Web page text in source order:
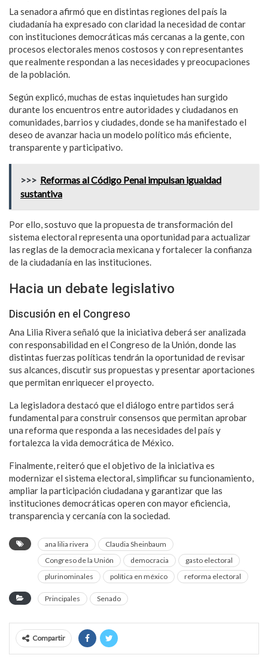
La senadora afirmó que en distintas regiones del país la
ciudadanía ha expresado con claridad la necesidad de contar
con instituciones democráticas más cercanas a la gente, con
procesos electorales menos costosos y con representantes
que realmente respondan a las necesidades y preocupaciones
de la población.
Según explicó, muchas de estas inquietudes han surgido
durante los encuentros entre autoridades y ciudadanos en
comunidades, barrios y ciudades, donde se ha manifestado el
deseo de avanzar hacia un modelo político más eficiente,
transparente y participativo.
>>> Reformas al Código Penal impulsan igualdad
sustantiva
Por ello, sostuvo que la propuesta de transformación del
sistema electoral representa una oportunidad para actualizar
las reglas de la democracia mexicana y fortalecer la confianza
de la ciudadanía en las instituciones.
Hacia un debate legislativo
Discusión en el Congreso
Ana Lilia Rivera señaló que la iniciativa deberá ser analizada
con responsabilidad en el Congreso de la Unión, donde las
distintas fuerzas políticas tendrán la oportunidad de revisar
sus alcances, discutir sus propuestas y presentar aportaciones
que permitan enriquecer el proyecto.
La legisladora destacó que el diálogo entre partidos será
fundamental para construir consensos que permitan aprobar
una reforma que responda a las necesidades del país y
fortalezca la vida democrática de México.
Finalmente, reiteró que el objetivo de la iniciativa es
modernizar el sistema electoral, simplificar su funcionamiento,
ampliar la participación ciudadana y garantizar que las
instituciones democráticas operen con mayor eficiencia,
transparencia y cercanía con la sociedad.
ana lilia rivera
Claudia Sheinbaum
Congreso de la Unión
democracia
gasto electoral
plurinominales
política en méxico reforma electoral
Principales Senado
Compartir